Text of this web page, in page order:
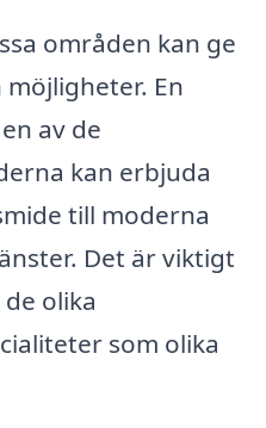
områden kan ge
En
av de
kan erbjuda
till moderna
Det är viktigt
olika
som olika